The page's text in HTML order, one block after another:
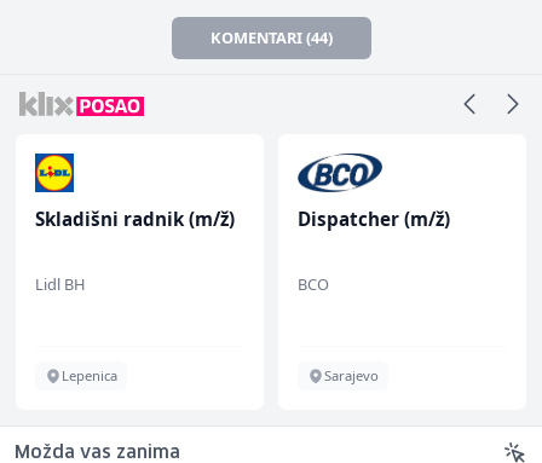
KOMENTARI (44)
Skladišni radnik (m/ž)
Lidl BH
Lepenica
Dispatcher (m/ž)
BCO
Sarajevo
Možda vas zanima